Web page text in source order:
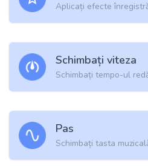
Aplicați efecte
Schimbați viteza
Schimbați tempo-ul
Pas
Schimbați tasta